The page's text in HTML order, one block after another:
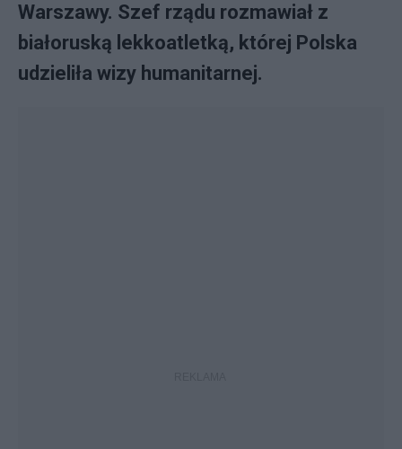
Warszawy. Szef rządu rozmawiał z
białoruską lekkoatletką, której Polska
udzieliła wizy humanitarnej.